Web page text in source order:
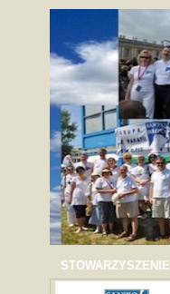
STOWARZYSZENIE